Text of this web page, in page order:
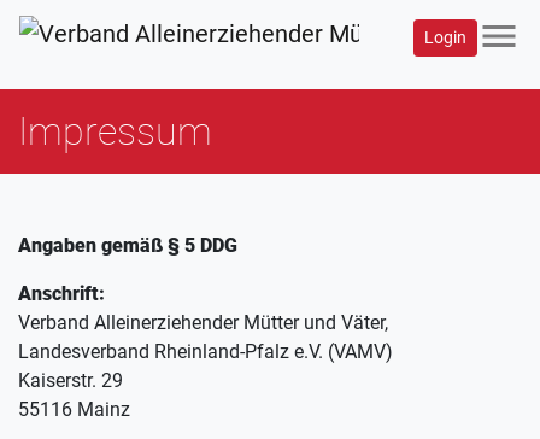
Login menu
Impressum
Angaben gemäß § 5 DDG
Anschrift:
Verband Alleinerziehender Mütter und Väter,
Landesverband Rheinland-Pfalz e.V. (VAMV)
Kaiserstr. 29
55116 Mainz